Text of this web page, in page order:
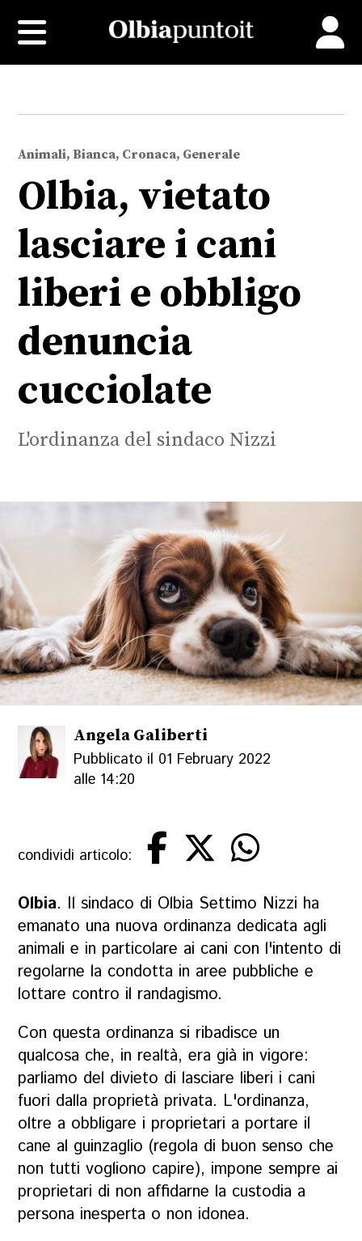
Animali, Bianca, Cronaca, Generale
Olbia, vietato
lasciare i cani
liberi e obbligo
denuncia
cucciolate
L'ordinanza del sindaco Nizzi
Angela Galiberti
Pubblicato il 01 February 2022
alle 14:20
condividi articolo:
Olbia. Il sindaco di Olbia Settimo Nizzi ha
emanato una nuova ordinanza dedicata agli
animali e in particolare ai cani con l'intento di
regolarne la condotta in aree pubbliche e
lottare contro il randagismo.
Con questa ordinanza si ribadisce un
qualcosa che, in realtà, era già in vigore:
parliamo del divieto di lasciare liberi i cani
fuori dalla proprietà privata. L'ordinanza,
oltre a obbligare i proprietari a portare il
cane al guinzaglio (regola di buon senso che
non tutti vogliono capire), impone sempre ai
proprietari di non affidarne la custodia a
persona inesperta o non idonea.